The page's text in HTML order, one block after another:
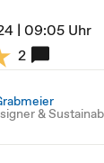
| 09:05 Uhr
2
&